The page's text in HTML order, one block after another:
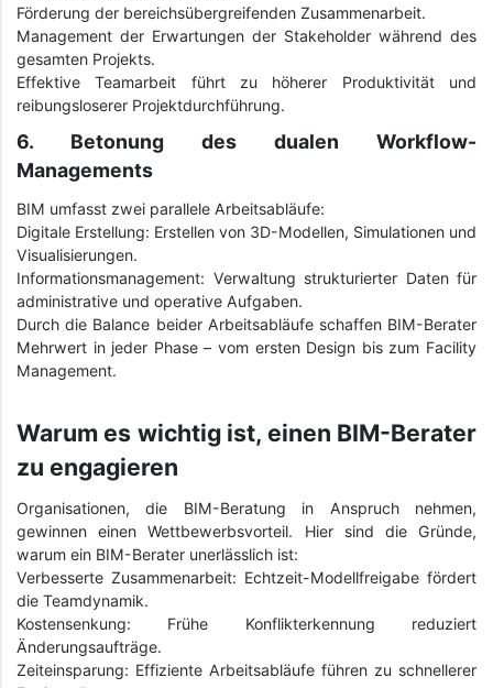
Förderung der bereichsübergreifenden Zusammenarbeit.
Management der Erwartungen der Stakeholder während des
gesamten Projekts.
Effektive Teamarbeit führt zu höherer Produktivität und
reibungsloserer Projektdurchführung.
6. Betonung des dualen Workflow-
Managements
BIM umfasst zwei parallele Arbeitsabläufe:
Digitale Erstellung: Erstellen von 3D-Modellen, Simulationen und
Visualisierungen.
Informationsmanagement: Verwaltung strukturierter Daten für
administrative und operative Aufgaben.
Durch die Balance beider Arbeitsabläufe schaffen BIM-Berater
Mehrwert in jeder Phase – vom ersten Design bis zum Facility
Management.
Warum es wichtig ist, einen BIM-Berater
zu engagieren
Organisationen, die BIM-Beratung in Anspruch nehmen,
gewinnen einen Wettbewerbsvorteil. Hier sind die Gründe,
warum ein BIM-Berater unerlässlich ist:
Verbesserte Zusammenarbeit: Echtzeit-Modellfreigabe fördert
die Teamdynamik.
Kostensenkung: Frühe Konflikterkennung reduziert
Änderungsaufträge.
Zeiteinsparung: Effiziente Arbeitsabläufe führen zu schnellerer